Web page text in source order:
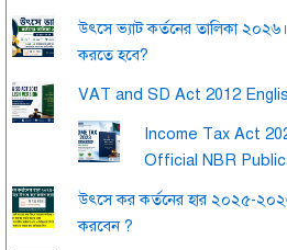
উৎসে ভ্যাট কর্তনের তালিকা
করতে হবে?
VAT and SD Act 2012
Income Tax Act
Official NBR
উৎসে কর কর্তনের হার ২০২৫-
করবেন ?